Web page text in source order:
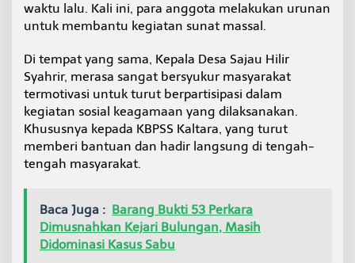
waktu lalu. Kali ini, para anggota melakukan urunan
untuk membantu kegiatan sunat massal.
Di tempat yang sama, Kepala Desa Sajau Hilir
Syahrir, merasa sangat bersyukur masyarakat
termotivasi untuk turut berpartisipasi dalam
kegiatan sosial keagamaan yang dilaksanakan.
Khususnya kepada KBPSS Kaltara, yang turut
memberi bantuan dan hadir langsung di tengah-
tengah masyarakat.
Baca Juga : Barang Bukti 53 Perkara
Dimusnahkan Kejari Bulungan, Masih
Didominasi Kasus Sabu